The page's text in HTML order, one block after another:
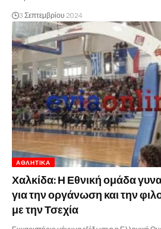
3 Σεπτεμβρίου 2024
ΑΘΛΗΤΙΚΆ
Χαλκίδα: Η Εθνική ομάδα
για την οργάνωση και την
με την Τσεχία